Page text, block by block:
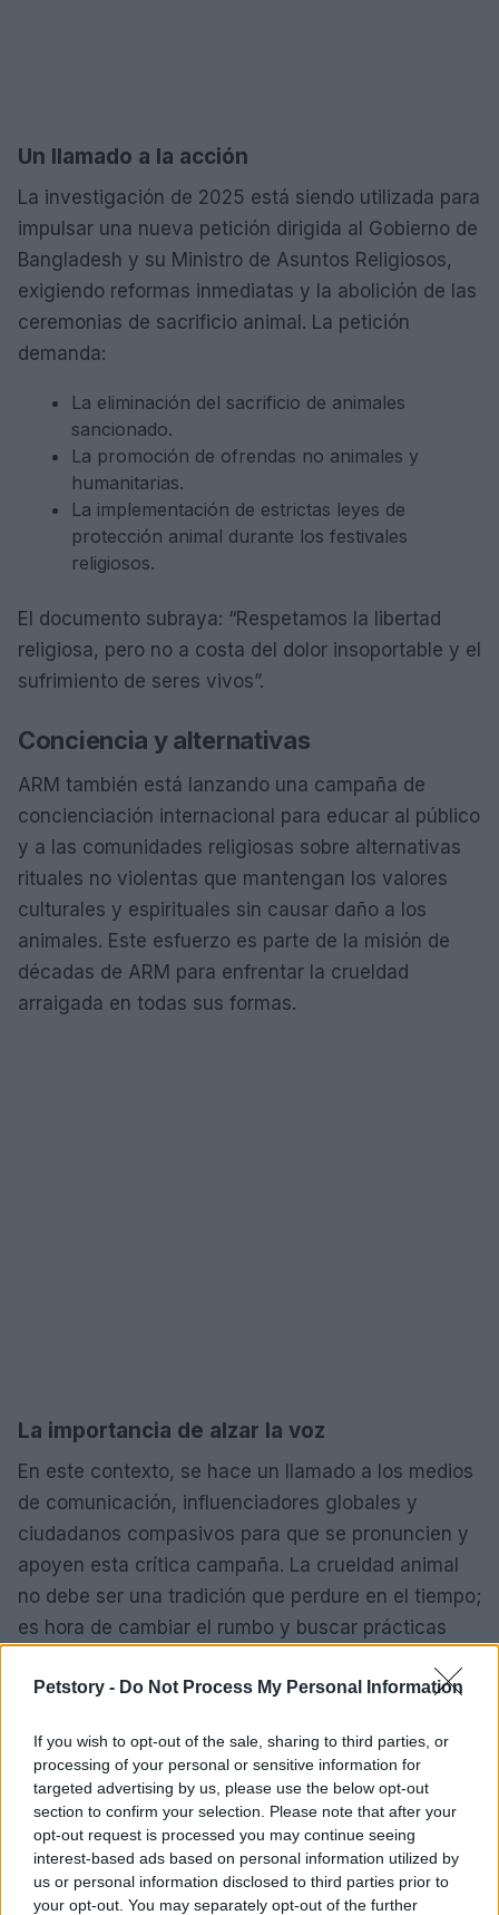
Petstory - Do Not Process My Personal Information
If you wish to opt-out of the sale, sharing to third parties, or
processing of your personal or sensitive information for
targeted advertising by us, please use the below opt-out
section to confirm your selection. Please note that after your
opt-out request is processed you may continue seeing
interest-based ads based on personal information utilized by
us or personal information disclosed to third parties prior to
your opt-out. You may separately opt-out of the further
Un llamado a la acción
La investigación de 2025 está siendo utilizada para
impulsar una nueva petición dirigida al Gobierno de
Bangladesh y su Ministro de Asuntos Religiosos,
exigiendo reformas inmediatas y la abolición de las
ceremonias de sacrificio animal. La petición
demanda:
La eliminación del sacrificio de animales
sancionado.
La promoción de ofrendas no animales y
humanitarias.
La implementación de estrictas leyes de
protección animal durante los festivales
religiosos.
El documento subraya: “Respetamos la libertad
religiosa, pero no a costa del dolor insoportable y el
sufrimiento de seres vivos”.
Conciencia y alternativas
ARM también está lanzando una campaña de
concienciación internacional para educar al público
y a las comunidades religiosas sobre alternativas
rituales no violentas que mantengan los valores
culturales y espirituales sin causar daño a los
animales. Este esfuerzo es parte de la misión de
décadas de ARM para enfrentar la crueldad
arraigada en todas sus formas.
La importancia de alzar la voz
En este contexto, se hace un llamado a los medios
de comunicación, influenciadores globales y
ciudadanos compasivos para que se pronuncien y
apoyen esta crítica campaña. La crueldad animal
no debe ser una tradición que perdure en el tiempo;
es hora de cambiar el rumbo y buscar prácticas
seres vivos.
Así que la próxima vez que escuches sobre
sacrificios rituales, recuerda que hay una
comunidad que aboga por el cambio. La lucha por
los derechos de los animales es un camino que
todos podemos recorrer, y cada voz cuenta. ¿Te
unirás a esta causa?